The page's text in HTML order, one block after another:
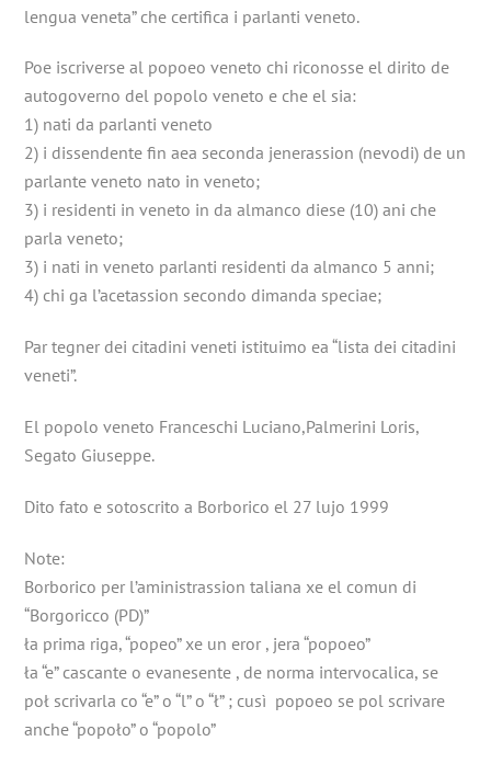
lengua veneta” che certifica i parlanti veneto.
Poe iscriverse al popoeo veneto chi riconosse el dirito de
autogoverno del popolo veneto e che el sia:
1) nati da parlanti veneto
2) i dissendente fin aea seconda jenerassion (nevodi) de un
parlante veneto nato in veneto;
3) i residenti in veneto in da almanco diese (10) ani che
parla veneto;
3) i nati in veneto parlanti residenti da almanco 5 anni;
4) chi ga l’acetassion secondo dimanda speciae;
Par tegner dei citadini veneti istituimo ea “lista dei citadini
veneti”.
El popolo veneto Franceschi Luciano,Palmerini Loris,
Segato Giuseppe.
Dito fato e sotoscrito a Borborico el 27 lujo 1999
Note:
Borborico per l’aministrassion taliana xe el comun di
“Borgoricco (PD)”
ła prima riga, “popeo” xe un eror , jera “popoeo”
ła “e” cascante o evanesente , de norma intervocalica, se
poł scrivarla co “e” o “l” o “ł” ; cusì popoeo se pol scrivare
anche “popoło” o “popolo”